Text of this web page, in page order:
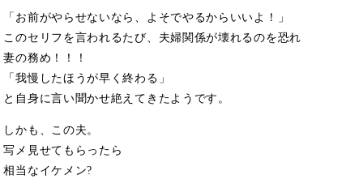
「お前がやらせないなら、よそでやるからいいよ！」
このセリフを言われるたび、夫婦関係が壊れるのを恐れ
妻の務め！！！
「我慢したほうが早く終わる」
と自身に言い聞かせ絶えてきたようです。
しかも、この夫。
写メ見せてもらったら
相当なイケメン?